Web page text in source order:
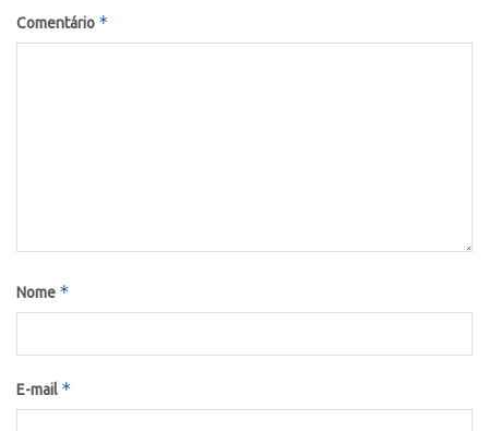
Comentário *
Nome *
E-mail *